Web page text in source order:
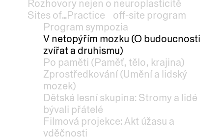
Rozhovory nejen o neuroplasticitě
Sites of...Practice
off-site program
Program sympozia
​​V netopýřím mozku (O budoucnosti
zvířat a druhismu)
Po paměti (Paměť, tělo, krajina)
Zprostředkování (Umění a lidský
mozek)
Dětská lesní skupina: Stromy a lidé
bývali přátelé
Filmová projekce: Akt úžasu a
vděčnosti